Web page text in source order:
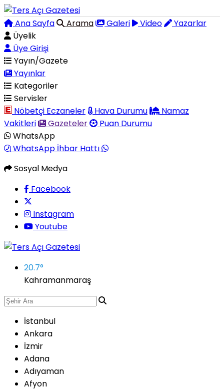
Ana Sayfa Arama Galeri Video
Yazarlar
Üyelik
Üye Girişi
Yayın/Gazete
Yayınlar
Kategoriler
Servisler
Nöbetçi Eczaneler
Hava Durumu
Namaz
Vakitleri
Gazeteler
Puan Durumu
WhatsApp
WhatsApp İhbar Hattı
Sosyal Medya
Facebook
Instagram
Youtube
20.7°
Kahramanmaraş
İstanbul
Ankara
İzmir
Adana
Adıyaman
Afyon